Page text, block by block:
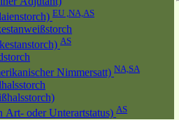
EU ,NA,AS
AS
Nimmersatt) NA,SA
Art- oder Unterartstatus) AS